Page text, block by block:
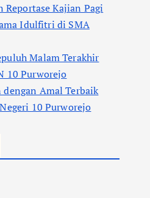
Reportase Kajian Pagi
Idulfitri di SMA
Malam Terakhir
10 Purworejo
Amal Terbaik
10 Purworejo